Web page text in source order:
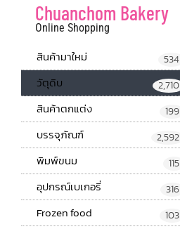
Chuanchom Bakery
Online Shopping
สินค้ามาใหม่ 534
วัตุดิบ 2,710
สินค้าตกแต่ง 199
บรรจุภัณฑ์ 2,592
พิมพ์ขนม 115
อุปกรณ์เบเกอรี่ 316
Frozen food 103